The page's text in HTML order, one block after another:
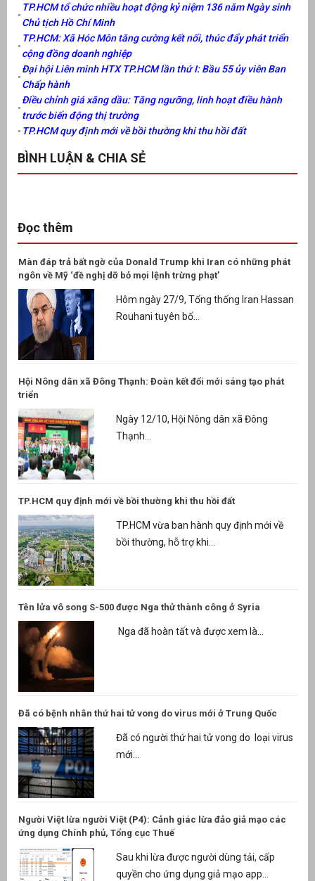
TP.HCM tổ chức nhiều hoạt động kỷ niệm 136 năm Ngày sinh
Chủ tịch Hồ Chí Minh
TP.HCM: Xã Hóc Môn tăng cường kết nối, thúc đẩy phát triển
cộng đồng doanh nghiệp
Đại hội Liên minh HTX TP.HCM lần thứ I: Bầu 55 ủy viên Ban
Chấp hành
Điều chỉnh giá xăng dầu: Tăng ngưỡng, linh hoạt điều hành
trước biến động thị trường
TP.HCM quy định mới về bồi thường khi thu hồi đất
BÌNH LUẬN & CHIA SẺ
Đọc thêm
Màn đáp trả bất ngờ của Donald Trump khi Iran có những phát
ngôn về Mỹ ‘đề nghị dỡ bỏ mọi lệnh trừng phạt’
Hôm ngày 27/9, Tổng thống Iran Hassan
Rouhani tuyên bố...
Hội Nông dân xã Đông Thạnh: Đoàn kết đổi mới sáng tạo phát
triển
Ngày 12/10, Hội Nông dân xã Đông
Thạnh...
TP.HCM quy định mới về bồi thường khi thu hồi đất
TP.HCM vừa ban hành quy định mới về
bồi thường, hỗ trợ khi...
Tên lửa vô song S-500 được Nga thử thành công ở Syria
Nga đã hoàn tất và được xem là...
Đã có bệnh nhân thứ hai tử vong do virus mới ở Trung Quốc
Đã có người thứ hai tử vong do loại virus
mới...
Người Việt lừa người Việt (P4): Cảnh giác lừa đảo giả mạo các
ứng dụng Chính phủ, Tổng cục Thuế
Sau khi lừa được người dùng tải, cấp
quyền cho ứng dụng giả mạo app...